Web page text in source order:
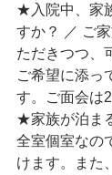
★入院中、家
すか？ ／ ご
ただきつつ、
ご希望に添っ
す。ご面会は
★家族が泊ま
全室個室なの
けます。また